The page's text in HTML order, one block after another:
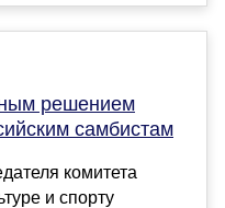
решением
самбистам
комитета
и спорту